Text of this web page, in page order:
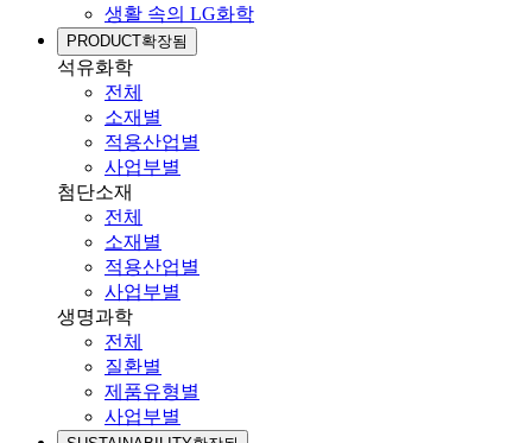
생활 속의 LG화학
PRODUCT확장됨
석유화학
전체
소재별
적용산업별
사업부별
첨단소재
전체
소재별
적용산업별
사업부별
생명과학
전체
질환별
제품유형별
사업부별